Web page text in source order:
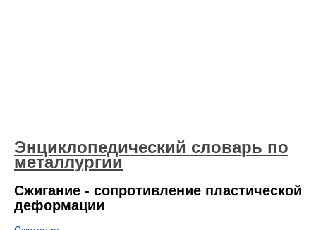
Энциклопедический словарь по
металлургии
Сжигание - сопротивление пластической
деформации